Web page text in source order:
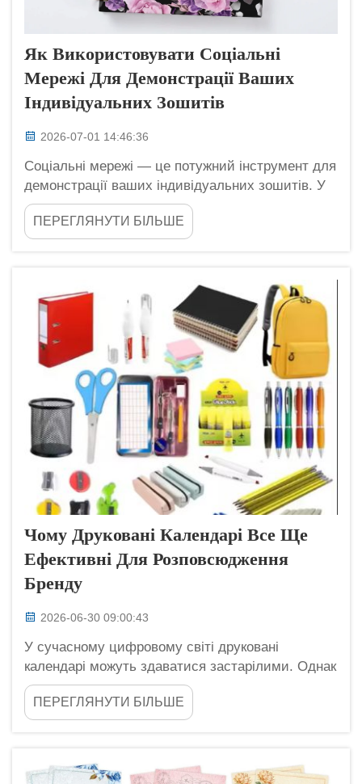
Як Використовувати Соціальні
Мережі Для Демонстрації Ваших
Індивідуальних Зошитів
2026-07-01 14:46:36
Соціальні мережі — це потужний інструмент для
демонстрації ваших індивідуальних зошитів. У
Longgang Haha ми розуміємо, що зошити
можуть бути набагато більше, ніж просто аркуші
паперу, скріплені разом: їх можна
Використання соціальних мереж — чудовий
спосіб допомогти вам досягти великої кількості
людей...
ПЕРЕГЛЯНУТИ БІЛЬШЕ
Чому Друковані Календарі Все Ще
Ефективні Для Розповсюдження
Бренду
2026-06-30 09:00:43
У сучасному цифровому світі друковані
календарі можуть здаватися застарілими. Однак
вони досі мають велике значення для бізнесу,
зокрема для розповсюдження бренду. Компанія
Longgang Haha усвідомлює, що друкований
просто інструмент для відстеження днів. Він
ПЕРЕГЛЯНУТИ БІЛЬШЕ